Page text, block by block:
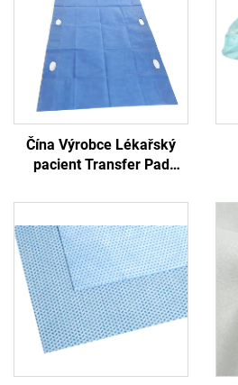
Čína Výrobce Lékařský
pacient Transfer Pad
s rukojetí